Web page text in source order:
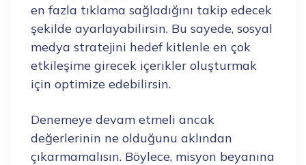
en fazla tıklama sağladığını takip edecek
şekilde ayarlayabilirsin. Bu sayede, sosyal
medya stratejini hedef kitlenle en çok
etkileşime girecek içerikler oluşturmak
için optimize edebilirsin.
Denemeye devam etmeli ancak
değerlerinin ne olduğunu aklından
çıkarmamalısın. Böylece, misyon beyanına